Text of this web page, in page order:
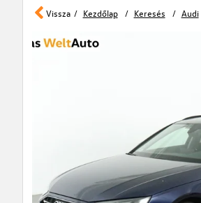
Vissza Kezdőlap Keresés Audi